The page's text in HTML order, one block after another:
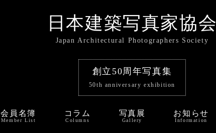
日本建築写真家協会
Japan Architectural Photographers Society
創立50周年写真集
50th anniversary exhibition
会員名簿
Member List
コラム
Columns
写真展
Gallery
お知らせ
Information